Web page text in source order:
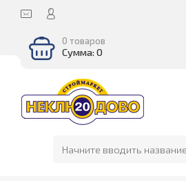
0 товаров
Сумма: 0